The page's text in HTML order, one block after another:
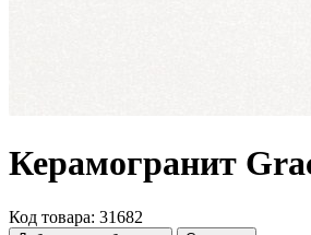
Керамогранит
Код товара: 31682